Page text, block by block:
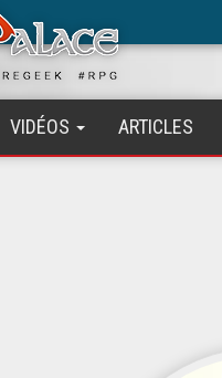
VIDÉOS ARTICLES